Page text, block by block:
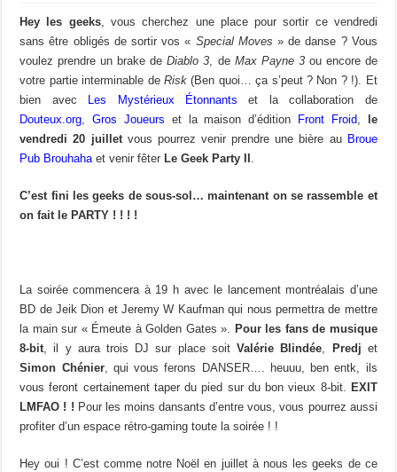
Hey les geeks, vous cherchez une place pour sortir ce vendredi
sans être obligés de sortir vos « Special Moves » de danse ? Vous
voulez prendre un brake deDiablo 3, de Max Payne 3ou encore de
votre partie interminable de Risk(Ben quoi… ça s’peut ? Non ? !). Et
bien avec
Les Mystérieux Étonnants et la collaboration de
Douteux.org,Gros Joueurs et la maison d’édition Front Froid,
le
vendredi 20 juilletvous pourrez venir prendre une bière au Broue
Pub Brouhahaet venir fêter Le Geek Party II .
C’est fini les geeks de sous-sol… maintenant on se rassemble et
on fait le PARTY ! ! ! !
La soirée commencera à 19 h avec le lancement montréalais d’une
BD de Jeik Dion et Jeremy W Kaufman qui nous permettra de mettre
la main sur « Émeute à Golden Gates ». Pour les fans de musique
8-bit, il y aura trois DJ sur place soitValérie Blindée, Predj et
Simon Chénier, qui vous ferons DANSER…. heuuu, ben entk, ils
vous feront certainement taper du pied sur du bon vieux 8-bit. EXIT
LMFAO ! ! Pour les moins dansants d’entre vous, vous pourrez aussi
profiter d’un espace rétro-gaming toute la soirée ! !
Hey oui ! C’est comme notre Noël en juillet à nous les geeks de ce